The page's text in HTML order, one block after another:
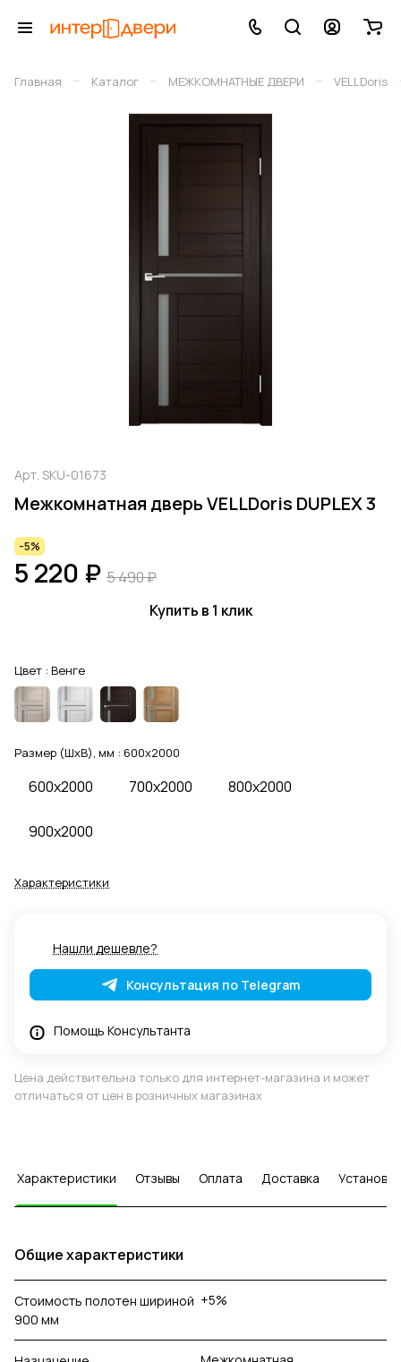
Главная – Каталог – МЕЖКОМНАТНЫЕ ДВЕРИ – VELLDoris
Арт. SKU-01673
Межкомнатная дверь VELLDoris DUPLEX 3
-5%
5 220 ₽ 5 490 ₽
Купить в 1 клик
Цвет : Венге
Размер (ШхВ), мм : 600x2000
600x2000 700x2000 800x2000
900x2000
Характеристики
Нашли дешевле?
Консультация по Telegram
Помощь Консультанта
Цена действительна только для интернет-магазина и может
отличаться от цен в розничных магазинах
Характеристики Отзывы Оплата Доставка Установка
Общие характеристики
Стоимость полотен шириной
900 мм
+5%